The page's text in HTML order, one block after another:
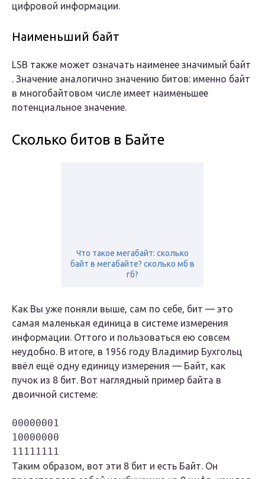
цифровой информации.
Наименьший байт
LSB также может означать наименее значимый байт
. Значение аналогично значению битов: именно байт
в многобайтовом числе имеет наименьшее
потенциальное значение.
Сколько битов в Байте
Что такое мегабайт: сколько
байт в мегабайте? сколько мб в
гб?
Как Вы уже поняли выше, сам по себе, бит — это
самая маленькая единица в системе измерения
информации. Оттого и пользоваться ею совсем
неудобно. В итоге, в 1956 году Владимир Бухгольц
ввёл ещё одну единицу измерения — Байт, как
пучок из 8 бит. Вот наглядный пример байта в
двоичной системе:
00000001
10000000
11111111
Таким образом, вот эти 8 бит и есть Байт. Он